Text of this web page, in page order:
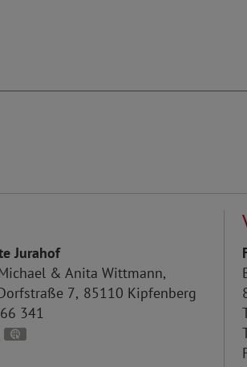
Jurahof
& Anita Wittmann
7 85110 Kipfenberg
341
vCard